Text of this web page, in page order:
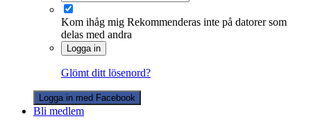
Kom ihåg mig Rekommenderas inte på datorer som
delas med andra
Logga in
Glömt ditt lösenord?
Logga in med Facebook
Bli medlem